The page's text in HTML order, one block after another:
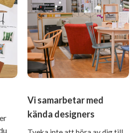
Vi samarbetar med
kända designers